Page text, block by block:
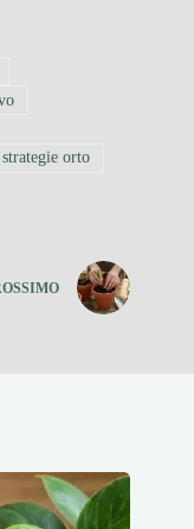
strategie orto